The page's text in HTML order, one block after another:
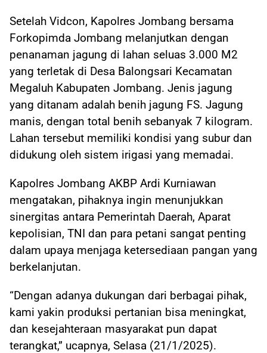
Setelah Vidcon, Kapolres Jombang bersama
Forkopimda Jombang melanjutkan dengan
penanaman jagung di lahan seluas 3.000 M2
yang terletak di Desa Balongsari Kecamatan
Megaluh Kabupaten Jombang. Jenis jagung
yang ditanam adalah benih jagung FS. Jagung
manis, dengan total benih sebanyak 7 kilogram.
Lahan tersebut memiliki kondisi yang subur dan
didukung oleh sistem irigasi yang memadai.
Kapolres Jombang AKBP Ardi Kurniawan
mengatakan, pihaknya ingin menunjukkan
sinergitas antara Pemerintah Daerah, Aparat
kepolisian, TNI dan para petani sangat penting
dalam upaya menjaga ketersediaan pangan yang
berkelanjutan.
“Dengan adanya dukungan dari berbagai pihak,
kami yakin produksi pertanian bisa meningkat,
dan kesejahteraan masyarakat pun dapat
terangkat,” ucapnya, Selasa (21/1/2025).